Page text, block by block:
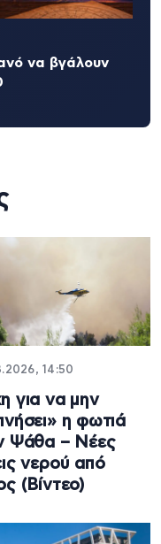
να βγάλουν
14:50
για να μην
η φωτιά
Ψάθα – Νέες
νερού από
(Βίντεο)